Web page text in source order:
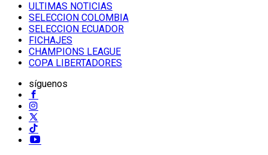
ULTIMAS NOTICIAS
SELECCION COLOMBIA
SELECCION ECUADOR
FICHAJES
CHAMPIONS LEAGUE
COPA LIBERTADORES
síguenos